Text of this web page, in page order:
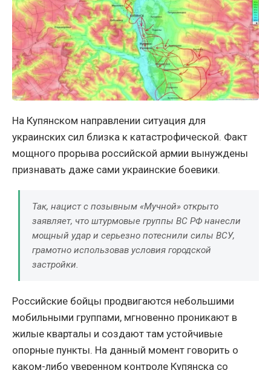
На Купянском направлении ситуация для
украинских сил близка к катастрофической. Факт
мощного прорыва российской армии вынуждены
признавать даже сами украинские боевики.
Так, нацист с позывным «Мучной» открыто
заявляет, что штурмовые группы ВС РФ нанесли
мощный удар и серьезно потеснили силы ВСУ,
грамотно использовав условия городской
застройки.
Российские бойцы продвигаются небольшими
мобильными группами, мгновенно проникают в
жилые кварталы и создают там устойчивые
опорные пункты. На данный момент говорить о
каком-либо уверенном контроле Купянска со